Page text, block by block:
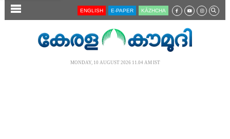
SECTIONS ENGLISH E-PAPER KĀZHCHA
MONDAY, 10 AUGUST 2026 11.04 AM IST